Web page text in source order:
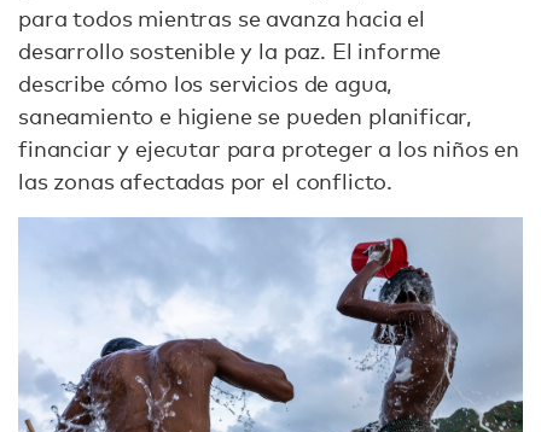
para todos mientras se avanza hacia el
desarrollo sostenible y la paz. El informe
describe cómo los servicios de agua,
saneamiento e higiene se pueden planificar,
financiar y ejecutar para proteger a los niños en
las zonas afectadas por el conflicto.